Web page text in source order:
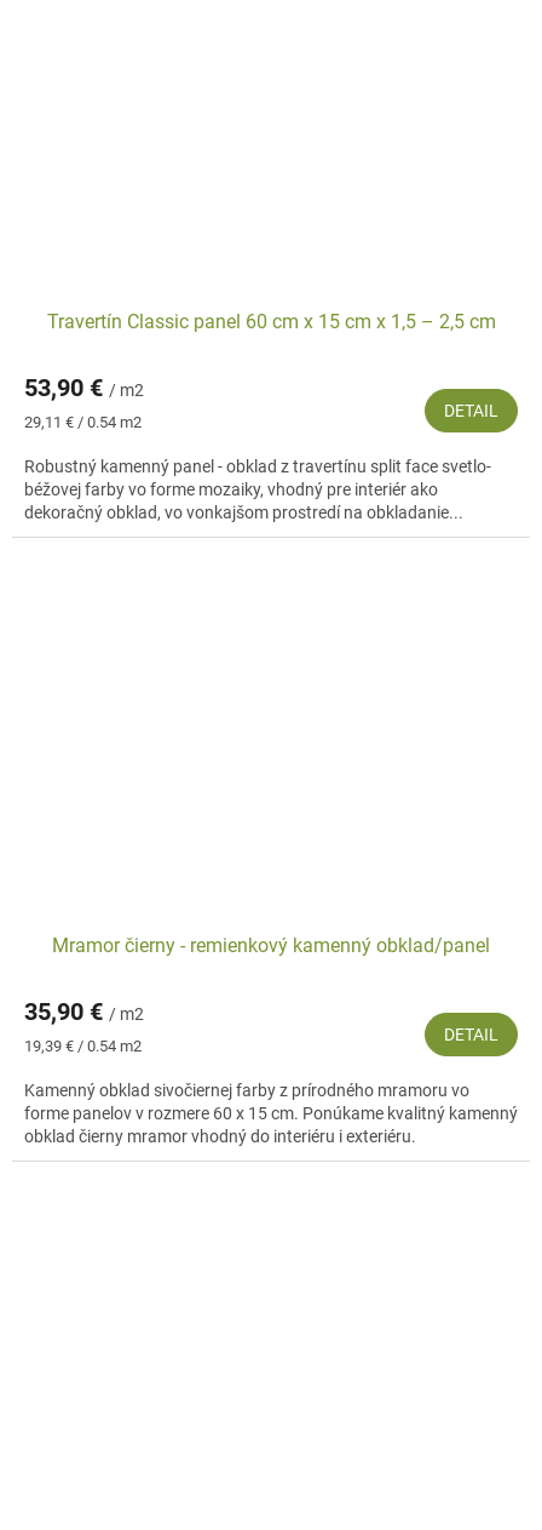
Travertín Classic panel 60 cm x 15 cm x 1,5 – 2,5 cm
53,90 € / m2
Jednotková
29,11 € / 0.54 m2
DETAIL
Robustný kamenný panel - obklad z travertínu split face svetlo-
béžovej farby vo forme mozaiky, vhodný pre interiér ako
dekoračný obklad, vo vonkajšom prostredí na obkladanie...
Mramor čierny - remienkový kamenný obklad/panel
35,90 € / m2
Jednotková
19,39 € / 0.54 m2
DETAIL
Kamenný obklad sivočiernej farby z prírodného mramoru vo
forme panelov v rozmere 60 x 15 cm. Ponúkame kvalitný kamenný
obklad čierny mramor vhodný do interiéru i exteriéru.